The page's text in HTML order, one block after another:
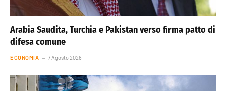
Arabia Saudita, Turchia e Pakistan verso firma patto di
difesa comune
ECONOMIA 7 Agosto 2026